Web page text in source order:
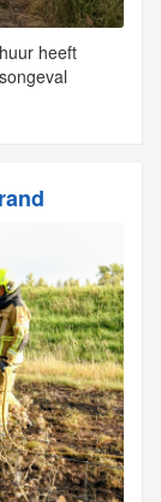
heeft